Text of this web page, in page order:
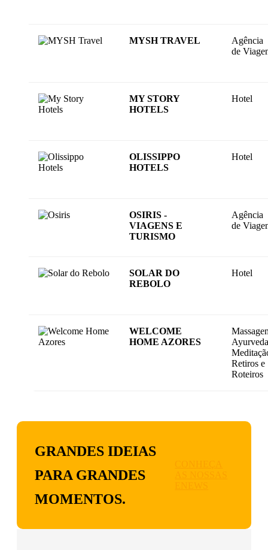
MYSH TRAVEL
Agência
de
MY STORY
HOTELS
Hotel
OLISSIPPO
HOTELS
Hotel
OSIRIS -
VIAGENS E
TURISMO
Agência
de
SOLAR DO
REBOLO
Hotel
WELCOME
HOME AZORES
Retiros e
Roteiros
GRANDES IDEIAS
PARA GRANDES
MOMENTOS.